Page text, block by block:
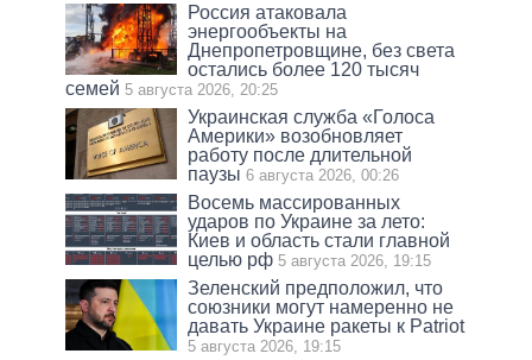
Россия атаковала
энергообъекты на
Днепропетровщине, без света
остались более 120 тысяч
семей 5 августа 2026, 20:25
Украинская служба «Голоса
Америки» возобновляет
работу после длительной
паузы 6 августа 2026, 00:26
Восемь массированных
ударов по Украине за лето:
Киев и область стали главной
целью рф 5 августа 2026, 19:15
Зеленский предположил, что
союзники могут намеренно не
давать Украине ракеты к Patriot
5 августа 2026, 19:15